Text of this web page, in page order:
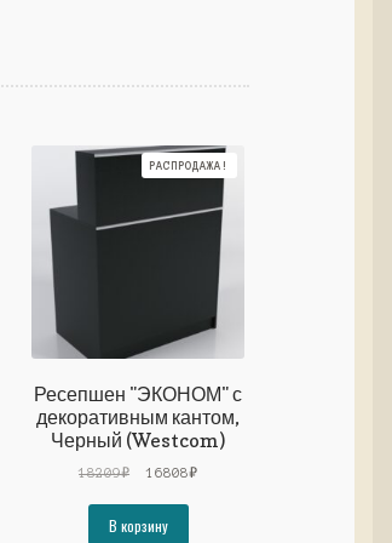
Ресепшен "ЭКОНОМ" с
декоративным кантом,
Черный (Westcom)
РАСПРОДАЖА!
18209₽
Первоначальная
16808₽Текущая
В корзину